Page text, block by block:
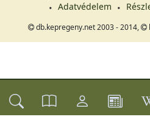
Adatvédelem
db.kepregeny.net 2003 - 2014,